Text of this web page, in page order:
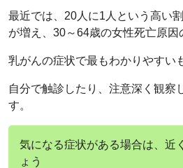
最近では、20人に1人という高い
が増え、30～64歳の女性死亡原因
乳がんの症状で最もわかりやすい
自分で触診したり、注意深く観察
す。
気になる症状がある場合は、近
ょう